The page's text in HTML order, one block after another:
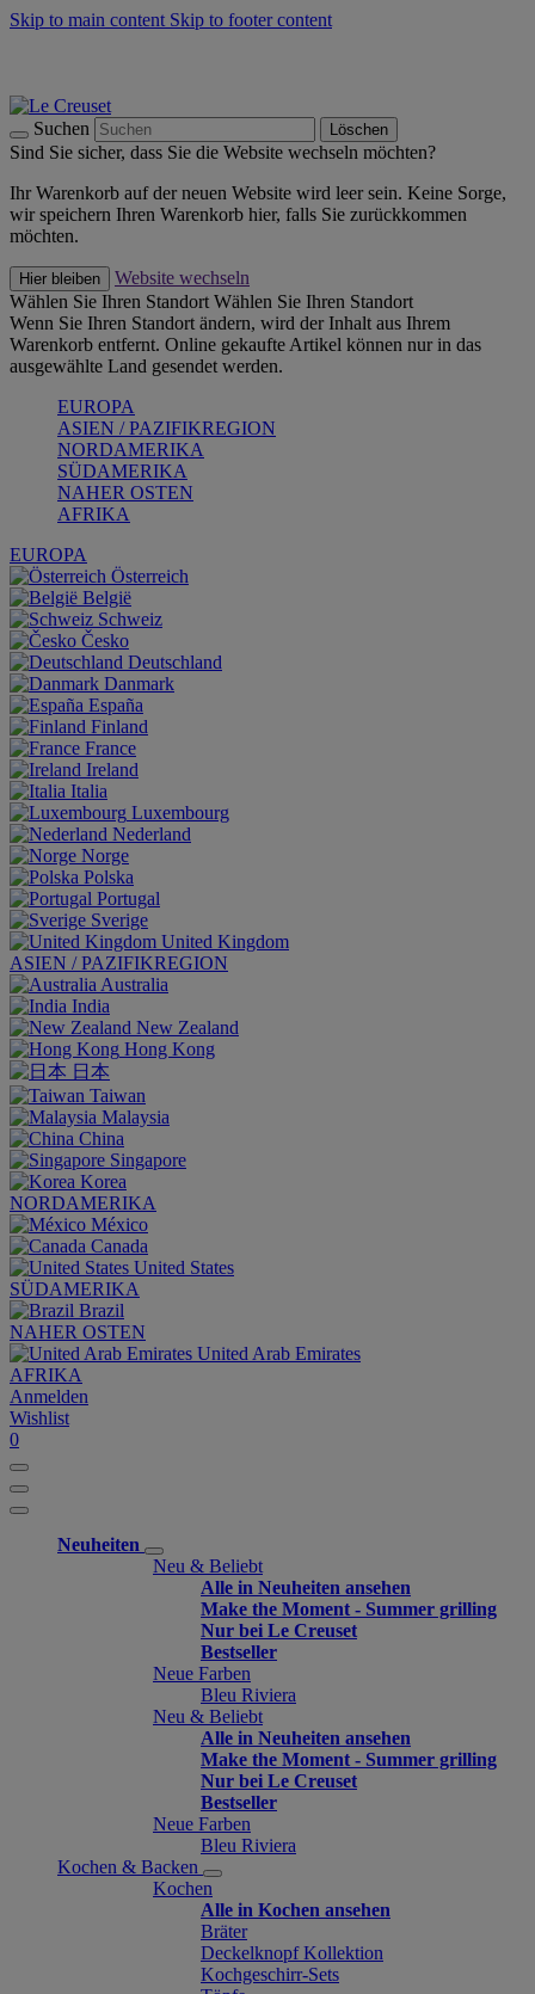
Skip to main content Skip to footer content
Suchen Löschen
Sind Sie sicher, dass Sie die Website wechseln möchten?
Ihr Warenkorb auf der neuen Website wird leer sein. Keine Sorge,
wir speichern Ihren Warenkorb hier, falls Sie zurückkommen
möchten.
Hier bleiben
Website wechseln
Wählen Sie Ihren Standort Wählen Sie Ihren Standort
Wenn Sie Ihren Standort ändern, wird der Inhalt aus Ihrem
Warenkorb entfernt. Online gekaufte Artikel können nur in das
ausgewählte Land gesendet werden.
EUROPA
ASIEN / PAZIFIKREGION
NORDAMERIKA
SÜDAMERIKA
NAHER OSTEN
AFRIKA
EUROPA
Österreich
België
Schweiz
Česko
Deutschland
Danmark
España
Finland
France
Ireland
Italia
Luxembourg
Nederland
Norge
Polska
Portugal
Sverige
United Kingdom
ASIEN / PAZIFIKREGION
Australia
India
New Zealand
Hong Kong
日本
Taiwan
Malaysia
China
Singapore
Korea
NORDAMERIKA
México
Canada
United States
SÜDAMERIKA
Brazil
NAHER OSTEN
United Arab Emirates
AFRIKA
Anmelden
Wishlist
0
Neuheiten
Neu & Beliebt
Alle in Neuheiten ansehen
Make the Moment - Summer grilling
Nur bei Le Creuset
Bestseller
Neue Farben
Bleu Riviera
Neu & Beliebt
Alle in Neuheiten ansehen
Make the Moment - Summer grilling
Nur bei Le Creuset
Bestseller
Neue Farben
Bleu Riviera
Kochen & Backen
Kochen
Alle in Kochen ansehen
Bräter
Deckelknopf Kollektion
Kochgeschirr-Sets